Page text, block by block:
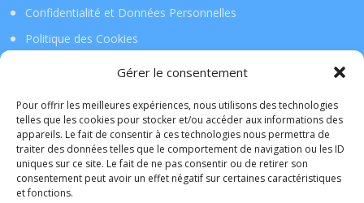
Gérer le consentement
Pour offrir les meilleures expériences, nous utilisons des technologies
telles que les cookies pour stocker et/ou accéder aux informations des
appareils. Le fait de consentir à ces technologies nous permettra de
traiter des données telles que le comportement de navigation ou les ID
uniques sur ce site. Le fait de ne pas consentir ou de retirer son
consentement peut avoir un effet négatif sur certaines caractéristiques
et fonctions.
Confidentialité et Données Personnelles
Politique des Cookies
Téléchargez l’application !
La Tribu de Lille
L'application mobile de la TribudeLille sera bientôt